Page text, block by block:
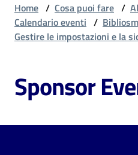
Cosa
fare
Home / Cosa puoi fare /
Calendario eventi /
Gestire le impostazioni e la
Sponsor